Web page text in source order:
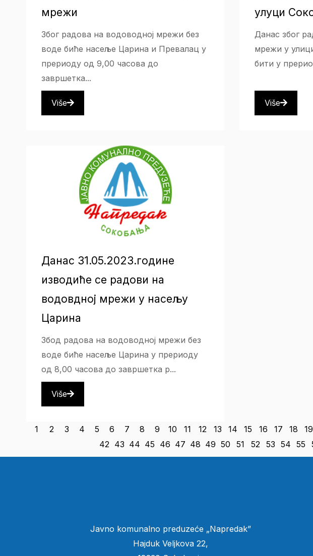
мрежи
Због радова на водоводној мрежи без
воде биће насеље Царина и Превалац у
прериоду од 9,00 часова до
завршетка...
Više
улуци
Данас због
мрежи у
бити у
Više
Данас 31.05.2023.године
изводиће се радови на
водовдној мрежи у насељу
Царина
Збод радова на водоводној мрежи без
воде биће насеље Царина у прериоду
од 8,00 часова до завршетка р...
Više
1 2 3 4 5 6 7 8 9 10 11 12 13 14 15 16 17 18 19
42 43 44 45 46 47 48 49 50 51 52 53 54 55
Javno komunalno preduzeće „Napredak”
Hajduk Veljkova 22,